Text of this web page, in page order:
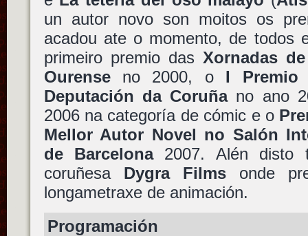
un autor novo son moitos os
acadou ate o momento, de todos
primeiro premio das Xornadas
Ourenseno 2000, o I Premio
Deputación da Coruñano ano
2006 na categoría de cómic e o
Mellor Autor Novel no Salón
de Barcelona 2007. Alén disto
coruñesa Dygra Filmsonde
longametraxe de animación.
Programación